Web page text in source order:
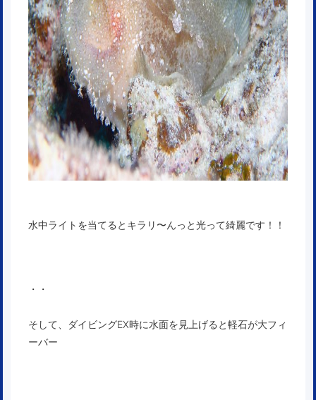
水中ライトを当てるとキラリ〜んっと光って綺麗です！！
・・
そして、ダイビングEX時に水面を見上げると軽石が大フィ
ーバー